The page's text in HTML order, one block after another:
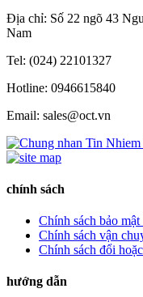
Địa chỉ: Số 22 ngõ 43
Nam
Tel: (024) 22101327
Hotline: 0946615840
Email: sales@oct.vn
chính sách
Chính sách bảo
Chính sách vận
Chính sách đổi
hướng dẫn